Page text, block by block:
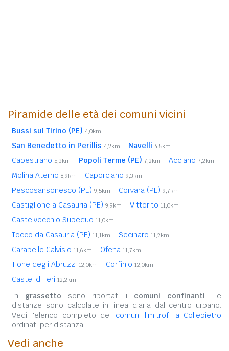
Piramide delle età dei comuni vicini
Bussi sul Tirino (PE) 4,0km
San Benedetto in Perillis 4,2km Navelli 4,5km
Capestrano 5,3km Popoli Terme (PE) 7,2km Acciano 7,2km
Molina Aterno 8,9km Caporciano 9,3km
Pescosansonesco (PE) 9,5km Corvara (PE) 9,7km
Castiglione a Casauria (PE) 9,9km Vittorito 11,0km
Castelvecchio Subequo 11,0km
Tocco da Casauria (PE) 11,1km Secinaro 11,2km
Carapelle Calvisio 11,6km Ofena 11,7km
Tione degli Abruzzi 12,0km Corfinio 12,0km
Castel di Ieri 12,2km
In grassetto sono riportati i comuni confinanti. Le
distanze sono calcolate in linea d'aria dal centro urbano.
Vedi l'elenco completo dei comuni limitrofi a Collepietro
ordinati per distanza.
Vedi anche